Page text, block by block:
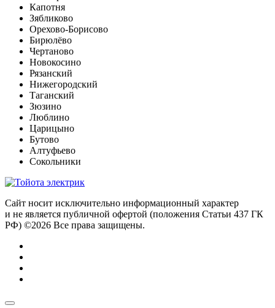
Капотня
Зябликово
Орехово-Борисово
Бирюлёво
Чертаново
Новокосино
Рязанский
Нижегородский
Таганский
Зюзино
Люблино
Царицыно
Бутово
Алтуфьево
Сокольники
Сайт носит исключительно информационный характер
и не является публичной офертой (положения Статьи 437 ГК
РФ) ©2026 Все права защищены.